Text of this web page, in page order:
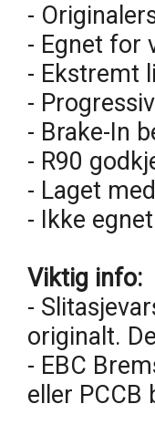
-
- Egnet for
- Ekstremt
-
- Brake-In
- R90
- Laget
- Ikke
Viktig info:
-
originalt.
- EBC
eller